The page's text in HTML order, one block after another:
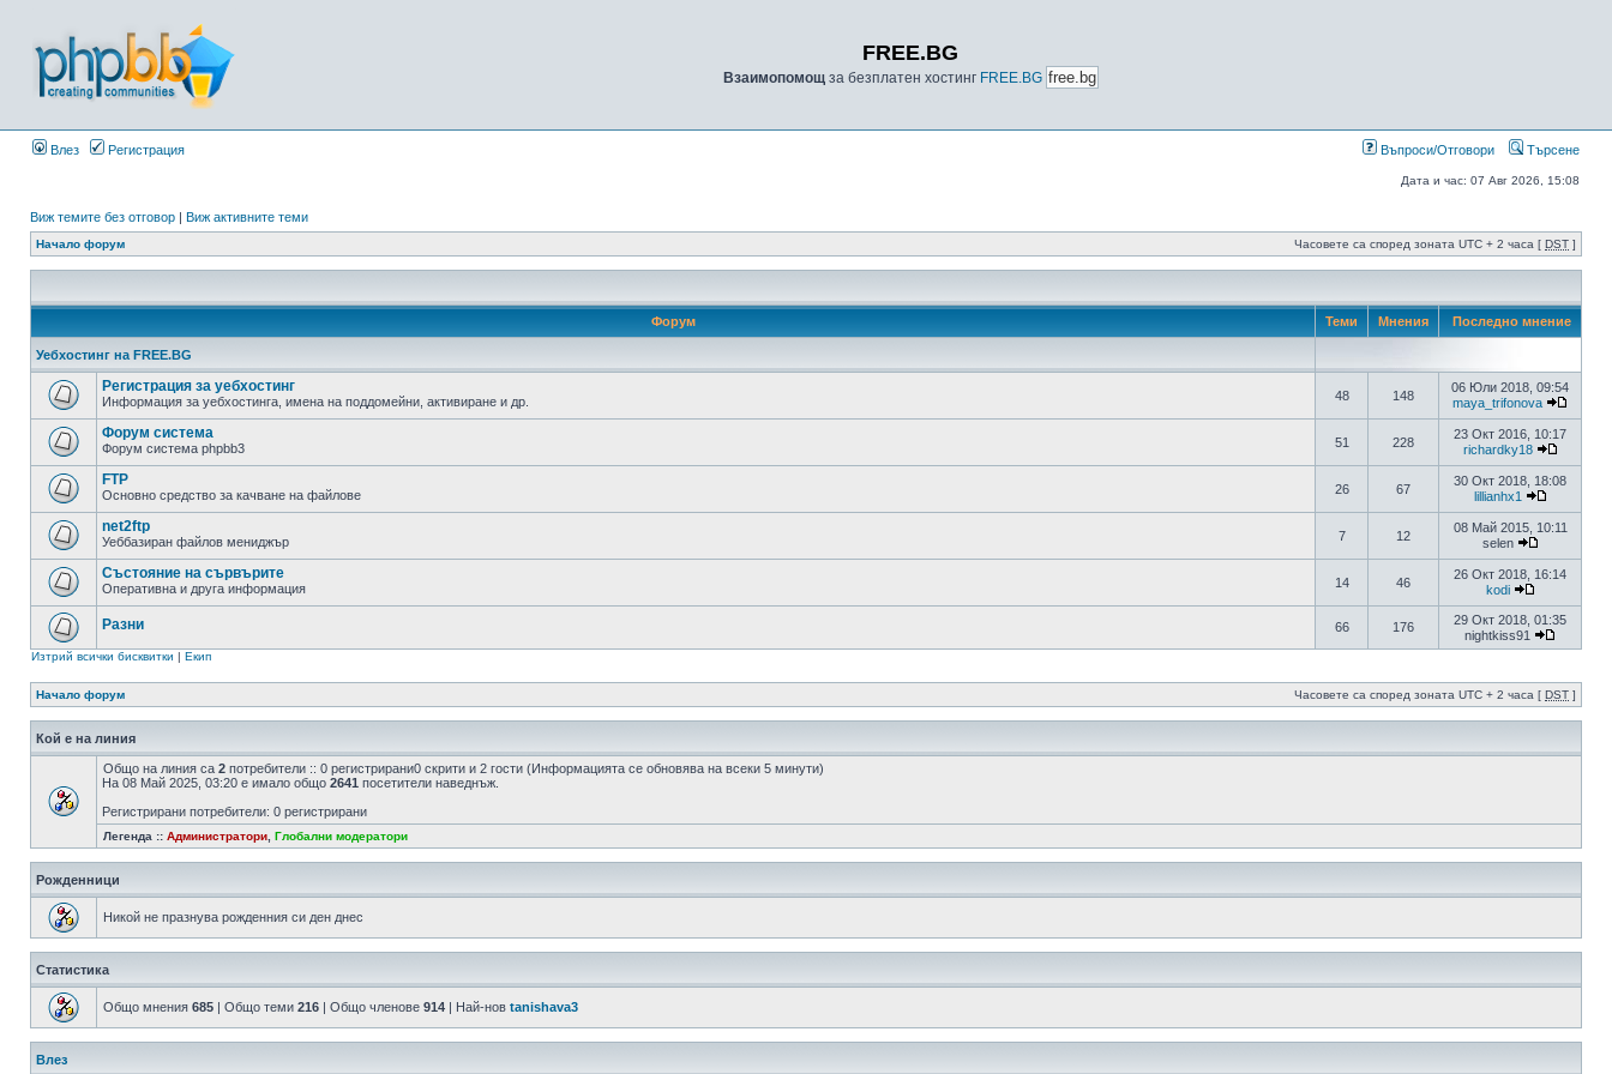
FREE.BG
Взаимопомощза безплатен хостинг FREE.BG
Влез Регистрация Въпроси/Отговори Търсене
Дата и час: 07 Авг 2026, 15:08
Виж темите без отговор | Виж активните теми
Начало форум Часовете са според зоната UTC + 2 часа [ DST ]
Форум Теми Мнения Последно мнение
Уебхостинг на FREE.BG
Регистрация за уебхостинг
Информация за уебхостинга, имена на поддомейни, активиране и др. 48 148
06 Юли 2018, 09:54
maya_trifonova
Форум система
Форум система phpbb3 51 228
23 Окт 2016, 10:17
richardky18
FTP
Основно средство за качване на файлове 26 67
30 Окт 2018, 18:08
lillianhx1
net2ftp
Уеббазиран файлов мениджър 7 12
08 Май 2015, 10:11
selen
Състояние на сървърите
Оперативна и друга информация 14 46
26 Окт 2018, 16:14
kodi
Разни 66 176
29 Окт 2018, 01:35
nightkiss91
Изтрий всички бисквитки | Екип
Начало форум Часовете са според зоната UTC + 2 часа [ DST ]
Кой е на линия
Общо на линия са 2 потребители :: 0 регистрирани0 скрити и 2 гости (Информацията се обновява на всеки 5 минути)
На 08 Май 2025, 03:20 е имало общо 2641 посетители наведнъж.
Регистрирани потребители: 0 регистрирани
Легенда :: Администратори Глобални модератори
Рожденници
Никой не празнува рожденния си ден днес
Статистика
Общо мнения 685 | Общо теми 216 | Общо членове 914 | Най-нов tanishava3
Влез